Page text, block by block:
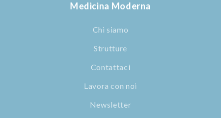
Medicina Moderna
Chi siamo
Strutture
Contattaci
Lavora con noi
Newsletter